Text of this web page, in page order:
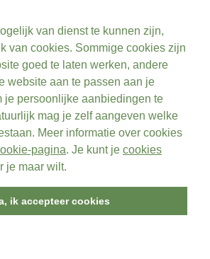
van dienst te kunnen zijn,
van cookies. Sommige cookies zijn
goed te laten werken, andere
website aan te passen aan je
je persoonlijke aanbiedingen te
mag je zelf aangeven welke
Meer informatie over cookies
pagina. Je kunt je cookies
je maar wilt.
ik accepteer cookies